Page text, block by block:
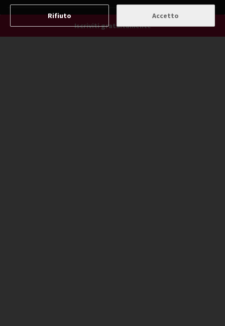
Accetto
Rifiuto
Iscriviti gratuitamente
Last Minute